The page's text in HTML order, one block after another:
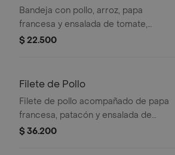
Bandeja con pollo, arroz, papa
francesa y ensalada de tomate,
cebolla y lechuga.
$ 22.500
Filete de Pollo
Filete de pollo acompañado de papa
francesa, patacón y ensalada de
lechuga, tomate y zanahoria.
$ 36.200